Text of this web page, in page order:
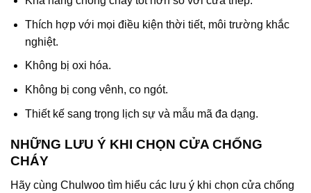
Thích hợp với mọi điều kiện thời tiết, môi trường khắc
nghiệt.
Không bị oxi hóa.
Không bị cong vênh, co ngót.
Thiết kế sang trọng lịch sự và mẫu mã đa dạng.
NHỮNG LƯU Ý KHI CHỌN CỬA CHỐNG
CHÁY
Hãy cùng Chulwoo tìm hiểu các lưu ý khi chọn cửa chống